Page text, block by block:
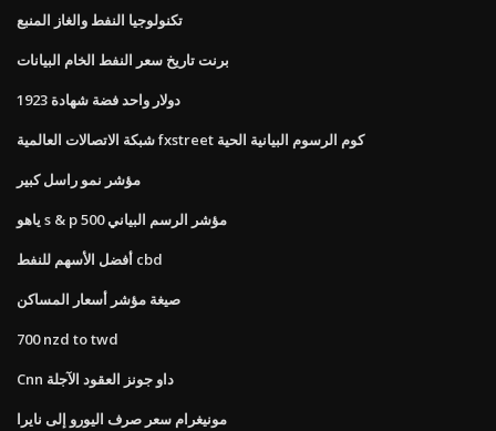
تكنولوجيا النفط والغاز المنبع
برنت تاريخ سعر النفط الخام البيانات
دولار واحد فضة شهادة 1923
شبكة الاتصالات العالمية fxstreet كوم الرسوم البيانية الحية
مؤشر نمو راسل كبير
ياهو s & p 500 مؤشر الرسم البياني
أفضل الأسهم للنفط cbd
صيغة مؤشر أسعار المساكن
700 nzd to twd
Cnn داو جونز العقود الآجلة
مونيغرام سعر صرف اليورو إلى نايرا